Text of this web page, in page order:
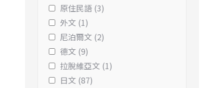
原住民語 (3)
外文 (1)
尼泊爾文 (2)
德文 (9)
拉脫維亞文 (1)
日文 (87)